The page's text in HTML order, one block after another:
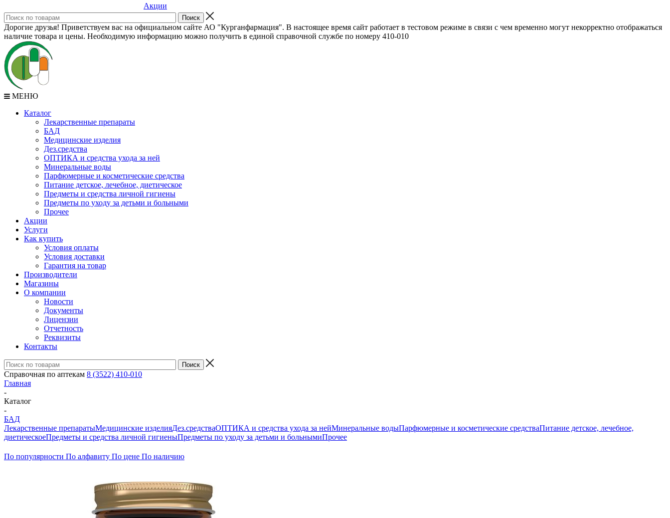
Акции
Дорогие друзья! Приветствуем вас на официальном сайте АО "Курганфармация". В настоящее время сайт работает в тестовом режиме в связи с чем временно могут некорректно отображаться
наличие товара и цены. Необходимую информацию можно получить в единой справочной службе по номеру 410-010
МЕНЮ
Каталог
Лекарственные препараты
БАД
Медицинские изделия
Дез.средства
ОПТИКА и средства ухода за ней
Минеральные воды
Парфюмерные и косметические средства
Питание детское, лечебное, диетическое
Предметы и средства личной гигиены
Предметы по уходу за детьми и больными
Прочее
Акции
Услуги
Как купить
Условия оплаты
Условия доставки
Гарантия на товар
Производители
Магазины
О компании
Новости
Документы
Лицензии
Отчетность
Реквизиты
Контакты
Справочная по аптекам 8 (3522) 410-010
Главная
-
Каталог
-
БАД
Лекарственные препаратыМедицинские изделияДез.средстваОПТИКА и средства ухода за нейМинеральные водыПарфюмерные и косметические средстваПитание детское, лечебное,
диетическоеПредметы и средства личной гигиеныПредметы по уходу за детьми и больнымиПрочее
По популярности По алфавиту По цене По наличию